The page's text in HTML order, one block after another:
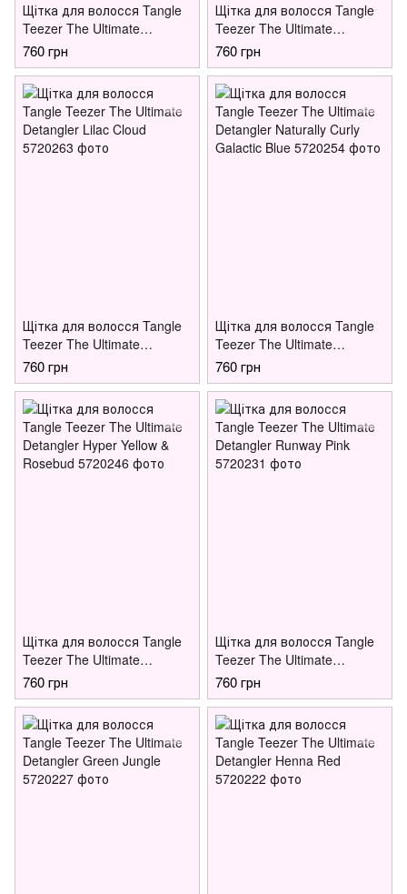
Щітка для волосся Tangle
Teezer The Ultimate
Detangler Fine & Fragile Sea
Spray Green
760 грн
Щітка для волосся Tangle
Teezer The Ultimate
Detangler Rosebud Pink
760 грн
Щітка для волосся Tangle
Teezer The Ultimate
Detangler Lilac Cloud
760 грн
Щітка для волосся Tangle
Teezer The Ultimate
Detangler Naturally Curly
Galactic Blue
760 грн
Щітка для волосся Tangle
Teezer The Ultimate
Detangler Hyper Yellow &
Rosebud
760 грн
Щітка для волосся Tangle
Teezer The Ultimate
Detangler Runway Pink
760 грн